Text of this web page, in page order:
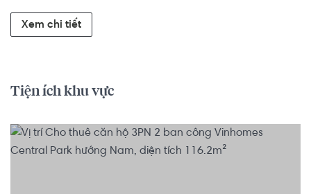
Xem chi tiết
Tiện ích khu vực